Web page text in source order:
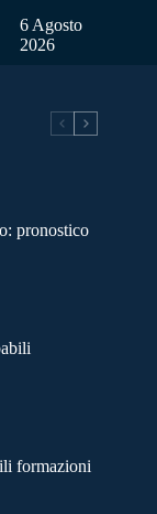
6 Agosto
2026
pronostico
formazioni